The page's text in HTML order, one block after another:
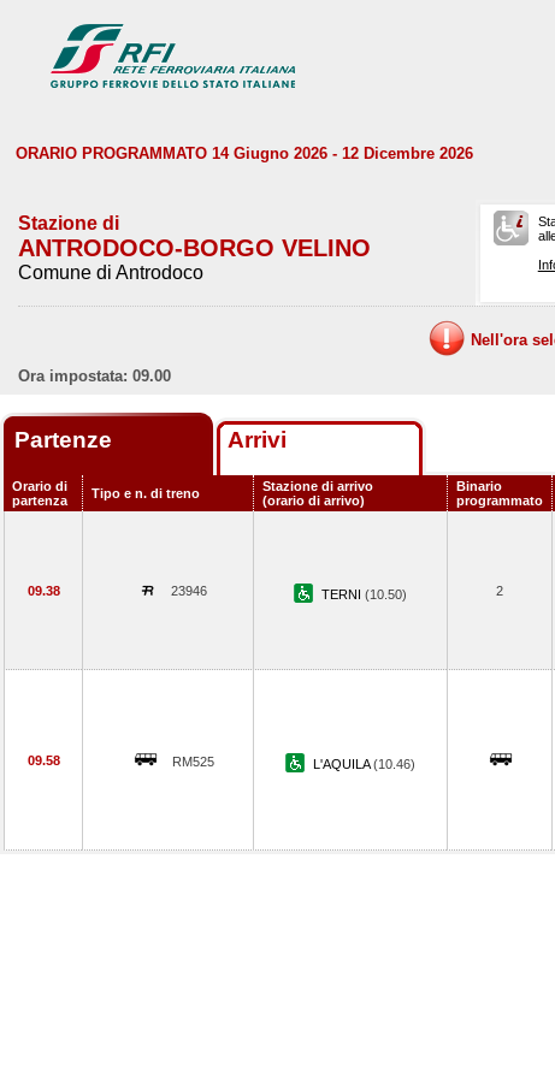
ORARIO PROGRAMMATO 14 Giugno 2026 - 12 Dicembre 2026
Stazione di
ANTRODOCO-BORGO VELINO
Comune di Antrodoco
Nell'ora
Ora impostata: 09.00
Partenze Arrivi
Orario di
partenza
Tipo e n. di treno
Stazione di arrivo
(orario di arrivo)
Binario
programmato
09.38 23946 TERNI (10.50) 2
09.58 RM525 L'AQUILA(10.46)